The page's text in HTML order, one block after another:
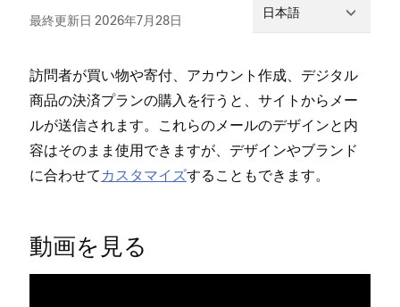
最終更新日 2026年7月28日 日本語
訪問者が買い物や寄付⁠、アカウント作成⁠、デジタル
商品の決済プランの購入を行うと⁠、サイトからメ⁠ー
ルが送信されます⁠。これらのメ⁠ールのデザインと内
容はそのまま使用できますが⁠、デザインやブランド
に合わせて カスタマイズすることもできます⁠。
動画を見る